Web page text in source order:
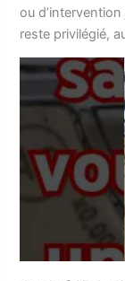
ou
reste privilégié,